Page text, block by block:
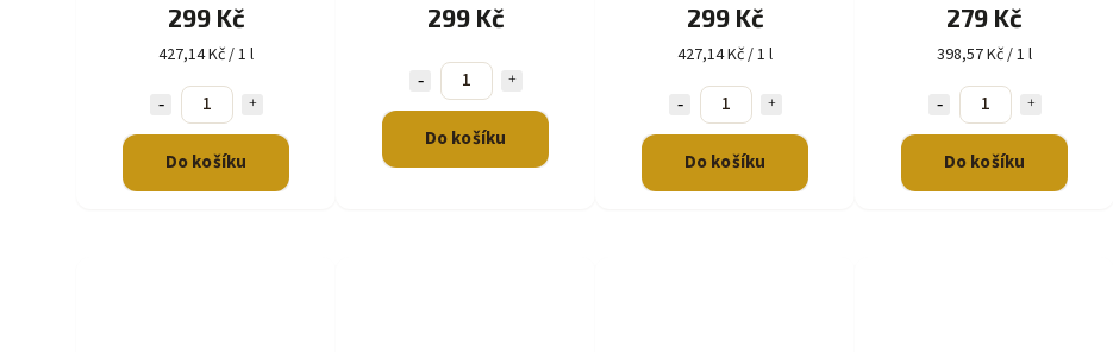
299 Kč
427,14 Kč / 1 l
Do košíku
299 Kč
Do košíku
299 Kč
427,14 Kč / 1 l
Do košíku
279 Kč
398,57 Kč / 1 l
Do košíku